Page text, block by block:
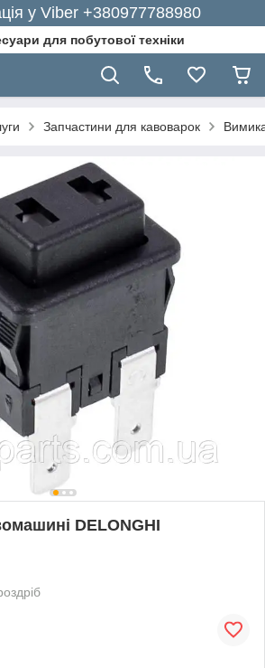
у Viber +380977788980
для побутової техніки
Запчастини для кавоварок
DELONGHI